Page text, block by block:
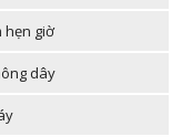
hẹn giờ
dây